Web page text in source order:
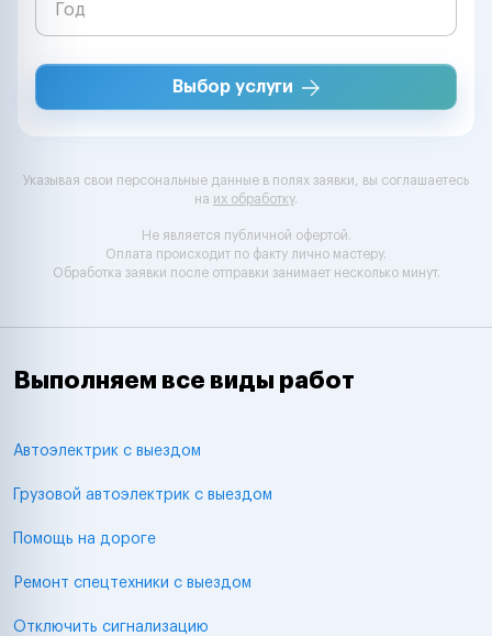
Выбор услуги
Указывая свои персональные данные в полях заявки, вы соглашаетесь
на их обработку.
Не является публичной офертой.
Оплата происходит по факту лично мастеру.
Обработка заявки после отправки занимает несколько минут.
Выполняем все виды работ
Автоэлектрик с выездом
Грузовой автоэлектрик с выездом
Помощь на дороге
Ремонт спецтехники с выездом
Отключить сигнализацию